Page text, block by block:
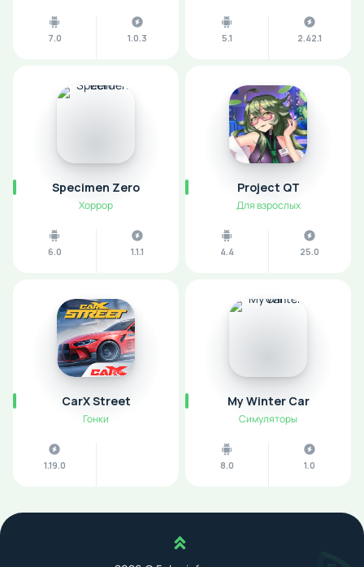
7.0 1.0.3 5.1 2.42.1
Specimen Zero
Хоррор
6.0 1.1.1
Project QT
Для взрослых
4.4 25.0
CarX Street
Гонки
1.19.0
My Winter Car
Симуляторы
8.0 1.0
Наверх